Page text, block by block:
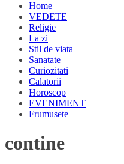
Home
VEDETE
Religie
La zi
Stil de viata
Sanatate
Curiozitati
Calatorii
Horoscop
EVENIMENT
Frumusete
contine